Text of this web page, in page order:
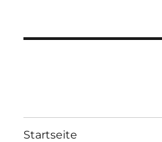
Startseite